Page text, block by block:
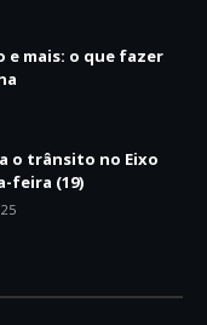
e mais: o que fazer
o trânsito no Eixo
feira (19)